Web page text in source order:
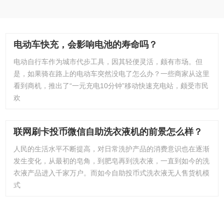
电动车快充，会影响电池的寿命吗？
电动自行车作为城市代步工具，因其轻便灵活，颇有市场。但
是，如果骑在路上的电动车突然没电了怎么办？一些商家从这里
看到商机，推出了“一元充电10分钟”移动快速充电站，颇受市民
欢
联网刷卡投币微信自助洗衣液机的前景怎么样？
人民的生活水平不断提高，对日常洗护产品的消费意识也在逐渐
发生变化，从最初的皂角，到肥皂再到洗衣液，一直到如今的洗
衣液产品进入千家万户。而如今自助投币式洗衣液无人售货机模
式